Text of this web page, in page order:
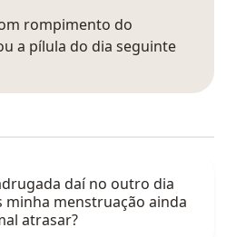
rompimento do
a pílula do dia seguinte
daí no outro dia
minha menstruação ainda
atrasar?